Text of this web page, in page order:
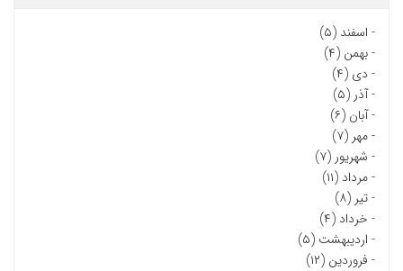
- اسفند (۵)
-بهمن (۴)
- دی (۴)
-آذر (۵)
-آبان (۶)
-مهر (۷)
- شهریور (۷)
-مرداد (۱۱)
-تیر (۸)
- خرداد (۴)
- اردیبهشت (۵)
- فروردین (۱۲)